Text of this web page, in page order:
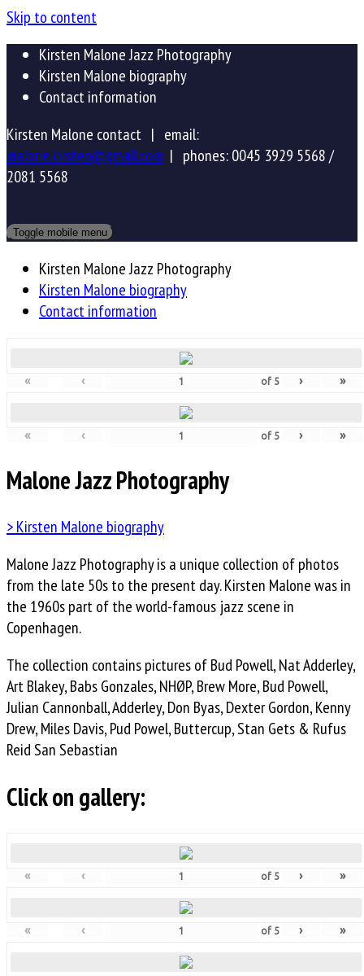
Skip to content
Kirsten Malone Jazz Photography
Kirsten Malone biography
Contact information
Kirsten Malone contact | email:
malone.kirsten@gmail.com | phones: 0045 3929 5568 /
2081 5568
Toggle mobile menu
Kirsten Malone Jazz Photography
Kirsten Malone biography
Contact information
« ‹ of 5 › »
« ‹ of 5 › »
Malone Jazz Photography
> Kirsten Malone biography
Malone Jazz Photography is a unique collection of photos
from the late 50s to the present day. Kirsten Malone was in
the 1960s part of the world-famous jazz scene in
Copenhagen.
The collection contains pictures of Bud Powell, Nat Adderley,
Art Blakey, Babs Gonzales, NHØP, Brew More, Bud Powell,
Julian Cannonball, Adderley, Don Byas, Dexter Gordon, Kenny
Drew, Miles Davis, Pud Powel, Buttercup, Stan Gets & Rufus
Reid San Sebastian
Click on gallery:
« ‹ of 5 › »
« ‹ of 5 › »